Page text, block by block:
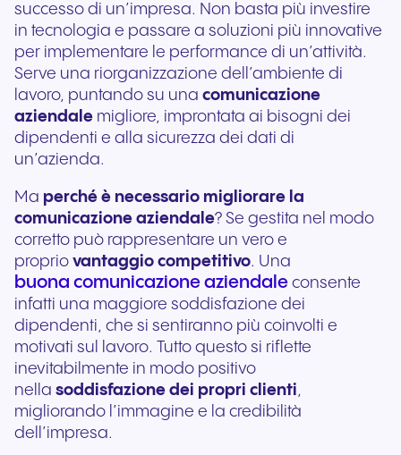
successo di un’impresa. Non basta più investire
in tecnologia e passare a soluzioni più innovative
per implementare le performance di un’attività.
Serve una riorganizzazione dell’ambiente di
lavoro, puntando su una comunicazione
aziendale migliore, improntata ai bisogni dei
dipendenti e alla sicurezza dei dati di
un’azienda.
Ma perché è necessario migliorare la
comunicazione aziendale? Se gestita nel modo
corretto può rappresentare un vero e
proprio vantaggio competitivo. Una
buona comunicazione aziendale consente
infatti una maggiore soddisfazione dei
dipendenti, che si sentiranno più coinvolti e
motivati sul lavoro. Tutto questo si riflette
inevitabilmente in modo positivo
nella soddisfazione dei propri clienti,
migliorando l’immagine e la credibilità
dell’impresa.